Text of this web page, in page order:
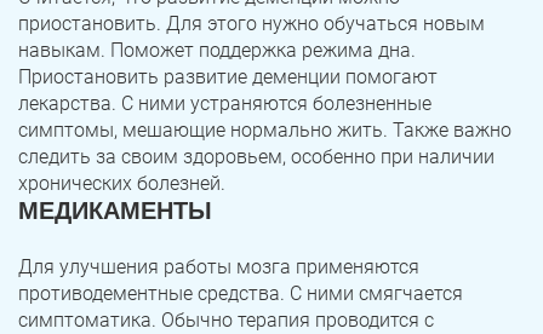
приостановить. Для этого нужно обучаться новым
навыкам. Поможет поддержка режима дна.
Приостановить развитие деменции помогают
лекарства. С ними устраняются болезненные
симптомы, мешающие нормально жить. Также важно
следить за своим здоровьем, особенно при наличии
хронических болезней.
МЕДИКАМЕНТЫ
Для улучшения работы мозга применяются
противодементные средства. С ними смягчается
симптоматика. Обычно терапия проводится с